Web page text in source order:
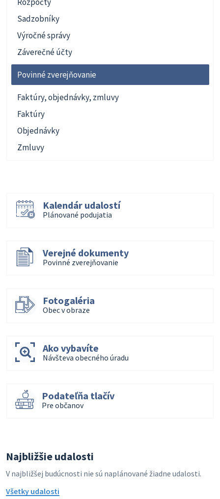
Sadzobníky
Výročné správy
Záverečné účty
Povinné zverejňovanie
Faktúry, objednávky, zmluvy
Faktúry
Objednávky
Zmluvy
Kalendár udalostí
Plánované podujatia
Verejné dokumenty
Povinné zverejňovanie
Fotogaléria
Obec v obraze
Ako vybavíte
Návšteva obecného úradu
Podateľňa tlačív
Pre občanov
Najbližšie udalosti
V najbližšej budúcnosti nie sú naplánované žiadne udalosti.
Všetky udalosti